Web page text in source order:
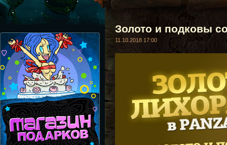
Золото и подковы
11.10.2018 17:00